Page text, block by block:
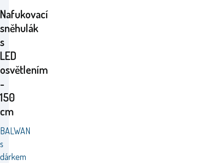
Nafukovací
sněhulák
s
LED
osvětlením
-
150
cm
BALWAN
s
dárkem